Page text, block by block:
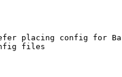
placing config for
files